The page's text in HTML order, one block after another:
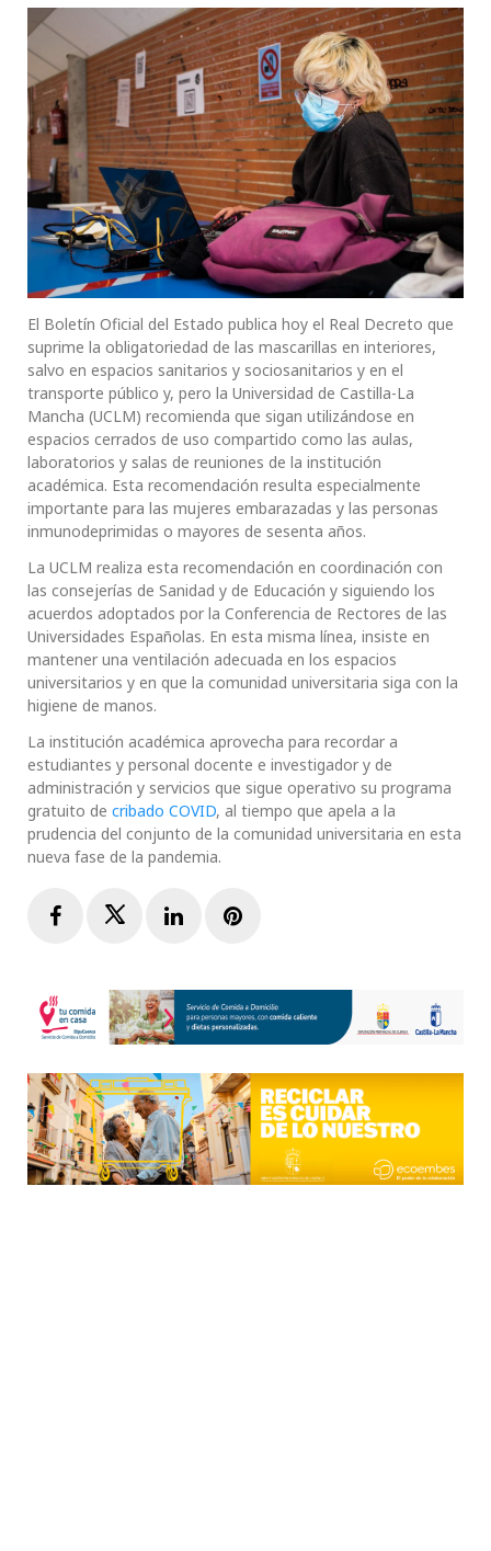
El Boletín Oficial del Estado publica hoy el Real Decreto que
suprime la obligatoriedad de las mascarillas en interiores,
salvo en espacios sanitarios y sociosanitarios y en el
transporte público y, pero la Universidad de Castilla-La
Mancha (UCLM) recomienda que sigan utilizándose en
espacios cerrados de uso compartido como las aulas,
laboratorios y salas de reuniones de la institución
académica. Esta recomendación resulta especialmente
importante para las mujeres embarazadas y las personas
inmunodeprimidas o mayores de sesenta años.
La UCLM realiza esta recomendación en coordinación con
las consejerías de Sanidad y de Educación y siguiendo los
acuerdos adoptados por la Conferencia de Rectores de las
Universidades Españolas. En esta misma línea, insiste en
mantener una ventilación adecuada en los espacios
universitarios y en que la comunidad universitaria siga con la
higiene de manos.
La institución académica aprovecha para recordar a
estudiantes y personal docente e investigador y de
administración y servicios que sigue operativo su programa
gratuito de cribado COVID, al tiempo que apela a la
prudencia del conjunto de la comunidad universitaria en esta
nueva fase de la pandemia.
FacebookTwitterLinkedInPinterest